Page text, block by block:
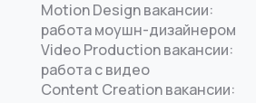
Motion Design вакансии:
работа моушн-дизайнером
Video Production вакансии:
работа с видео
Content Creation вакансии: